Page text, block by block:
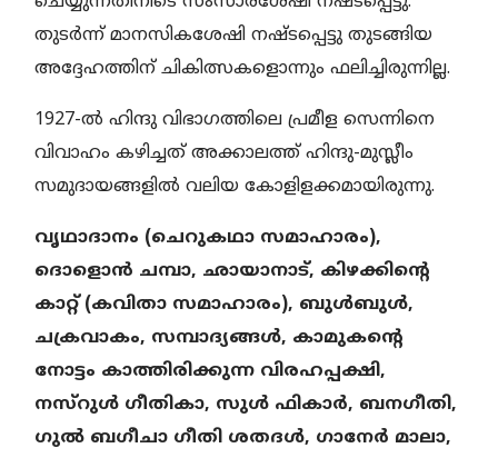
തുടര്‍ന്ന് മാനസികശേഷി നഷ്ടപ്പെട്ടു തുടങ്ങിയ
അദ്ദേഹത്തിന് ചികിത്സകളൊന്നും ഫലിച്ചിരുന്നില്ല.
1927-ല്‍ ഹിന്ദു വിഭാഗത്തിലെ പ്രമീള സെന്നിനെ
വിവാഹം കഴിച്ചത് അക്കാലത്ത് ഹിന്ദു-മുസ്ലീം
സമുദായങ്ങളില്‍ വലിയ കോളിളക്കമായിരുന്നു.
വൃഥാദാനം (ചെറുകഥാ സമാഹാരം),
ദൊളൊന്‍ ചമ്പാ, ഛായാനാട്, കിഴക്കിന്റെ
കാറ്റ് (കവിതാ സമാഹാരം), ബുള്‍ബുള്‍,
ചക്രവാകം, സമ്പാദ്യങ്ങള്‍, കാമുകന്റെ
നോട്ടം കാത്തിരിക്കുന്ന വിരഹപ്പക്ഷി,
നസ്‌റുള്‍ ഗീതികാ, സുള്‍ ഫികാര്‍, ബനഗീതി,
ഗുല്‍ ബഗീചാ ഗീതി ശതദള്‍, ഗാനേര്‍ മാലാ,